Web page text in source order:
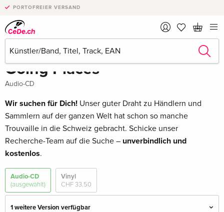
PORTOFREIER VERSAND
vergriffen
The Jacksons
Going Places
Audio-CD
Wir suchen für Dich! Unser guter Draht zu Händlern und
Sammlern auf der ganzen Welt hat schon so manche
Trouvaille in die Schweiz gebracht. Schicke unser
Recherche-Team auf die Suche – unverbindlich und
kostenlos.
Audio-CD
(ausgewählt)
Vinyl
CHF 33.50
1 weitere Version verfügbar